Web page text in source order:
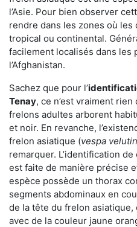
l’Asie. Pour bien observer
rendre dans les zones où
tropical ou continental.
facilement localisés dans les
l’Afghanistan.
Sachez que pour l’
Tenay, ce n’est vraiment
frelons adultes arborent
et noir. En revanche,
frelon asiatique (vespa
remarquer. L’identification
est faite de manière précise
espèce possède un thorax
segments abdominaux en
de la tête du frelon
avec de la couleur jaune